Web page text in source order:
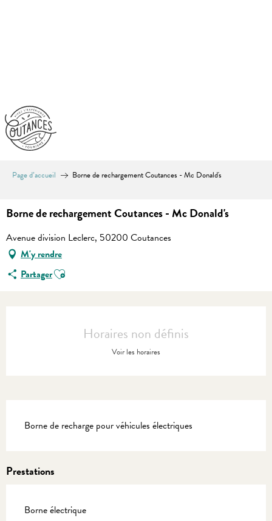
Page d’accueil Borne de rechargement Coutances - Mc Donald's
Borne de rechargement Coutances - Mc Donald's
Avenue division Leclerc, 50200 Coutances
M'y rendre
PartagerAjouter aux favoris
Horaires non définis
Voir les horaires
Borne de recharge pour véhicules électriques
Prestations
Borne électrique